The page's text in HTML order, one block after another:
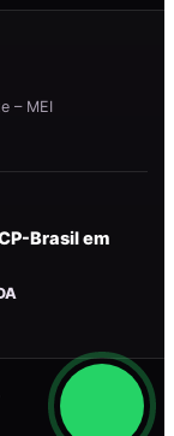
– MEI
Brasil em